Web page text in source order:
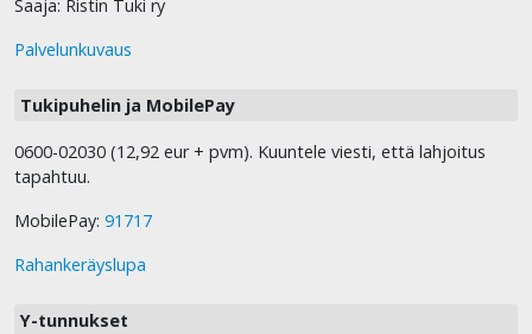
Saaja: Ristin Tuki ry
Palvelunkuvaus
Tukipuhelin ja MobilePay
0600-02030 (12,92 eur + pvm). Kuuntele viesti, että lahjoitus
tapahtuu.
MobilePay: 91717
Rahankeräyslupa
Y-tunnukset